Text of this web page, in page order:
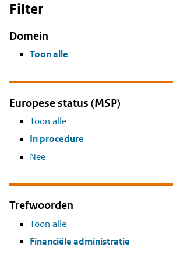
Filter
Domein
Toon alle
Europese status (MSP)
Toon alle
In procedure
Nee
Trefwoorden
Toon alle
Financiële administratie